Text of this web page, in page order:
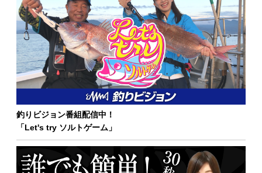
釣りビジョン番組配信中！
「Let's try ソルトゲーム」